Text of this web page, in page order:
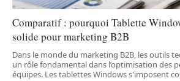
Comparatif : pourquoi Tablette
solide pour marketing B2B
Dans le monde du marketing B2B, les outils
un rôle fondamental dans l’optimisation des
équipes. Les tablettes Windows s'imposent